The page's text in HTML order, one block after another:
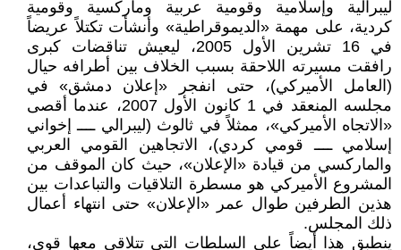
ليبرالية وإسلامية وقومية عربية وماركسية وقومية
كردية، على مهمة «الديموقراطية» وأنشأت تكتلاً عريضاً
في 16 تشرين الأول 2005، ليعيش تناقضات كبرى
رافقت مسيرته اللاحقة بسبب الخلاف بين أطرافه حيال
(العامل الأميركي)، حتى انفجر «إعلان دمشق» في
مجلسه المنعقد في 1 كانون الأول 2007، عندما أقصى
«الاتجاه الأميركي»، ممثلاً في ثالوث (ليبرالي ــــ إخواني
إسلامي ــــ قومي كردي)، الاتجاهين القومي العربي
والماركسي من قيادة «الإعلان»، حيث كان الموقف من
المشروع الأميركي هو مسطرة التلاقيات والتباعدات بين
هذين الطرفين طوال عمر «الإعلان» حتى انتهاء أعمال
ذلك المجلس.
ينطبق هذا أيضاً على السلطات التي تتلاقى معها قوى،